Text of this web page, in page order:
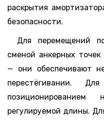
раскрытия
безопасности.
Для перемещений
сменой анкерных
— они обеспечивают
перестёгивании.
регулируемой длины.